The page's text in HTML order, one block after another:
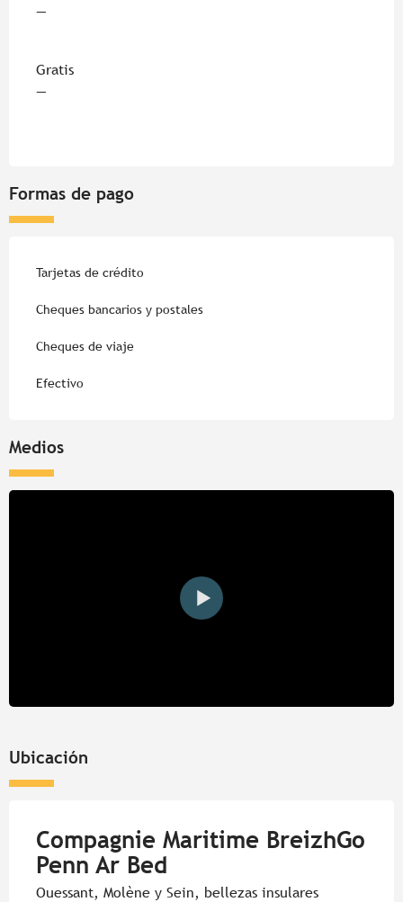
—
Gratis
—
Formas de pago
Tarjetas de crédito
Cheques bancarios y postales
Cheques de viaje
Efectivo
Medios
Ubicación
Compagnie Maritime BreizhGo
Penn Ar Bed
Ouessant, Molène y Sein, bellezas insulares